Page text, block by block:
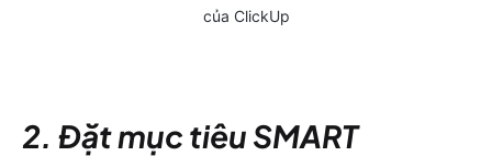
của ClickUp
2. Đặt mục tiêu SMART